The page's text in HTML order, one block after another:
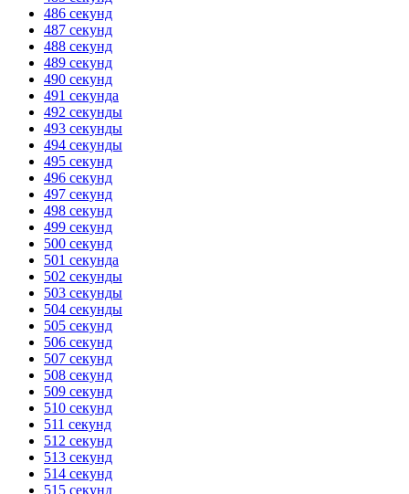
486 секунд
487 секунд
488 секунд
489 секунд
490 секунд
491 секунда
492 секунды
493 секунды
494 секунды
495 секунд
496 секунд
497 секунд
498 секунд
499 секунд
500 секунд
501 секунда
502 секунды
503 секунды
504 секунды
505 секунд
506 секунд
507 секунд
508 секунд
509 секунд
510 секунд
511 секунд
512 секунд
513 секунд
514 секунд
515 секунд